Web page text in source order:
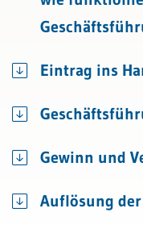
Eintrag ins
Gewinn und
Auflösung